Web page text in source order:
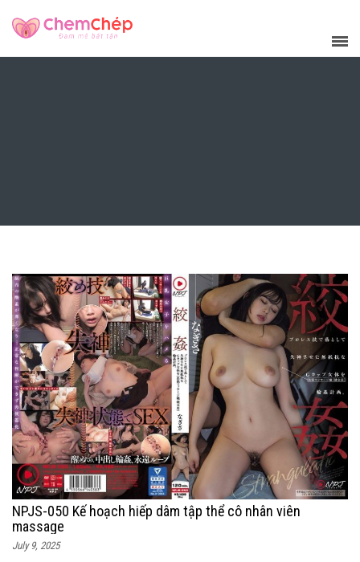
NPJS-050 Kế hoạch hiếp dâm tập thể cô nhân viên
massage
July 9, 2025